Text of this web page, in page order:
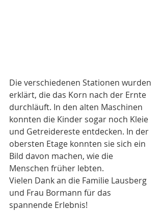
Die verschiedenen Stationen wurden
erklärt, die das Korn nach der Ernte
durchläuft. In den alten Maschinen
konnten die Kinder sogar noch Kleie
und Getreidereste entdecken. In der
obersten Etage konnten sie sich ein
Bild davon machen, wie die
Menschen früher lebten.
Vielen Dank an die Familie Lausberg
und Frau Bormann für das
spannende Erlebnis!